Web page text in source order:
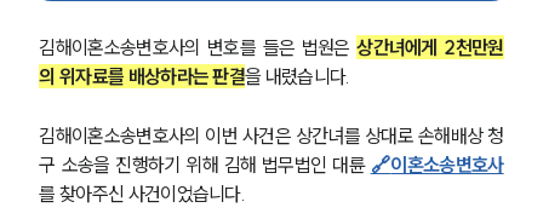
부소개
김해이혼소송변호사의 변호를 들은 법원은 상간녀에게 2천만원
의 위자료를 배상하라는 판결을 내렸습니다.
김해이혼소송변호사의 이번 사건은 상간녀를 상대로 손해배상 청
구 소송을 진행하기 위해 김해 법무법인 대륜 🔗이혼소송변호사
를 찾아주신 사건이었습니다.